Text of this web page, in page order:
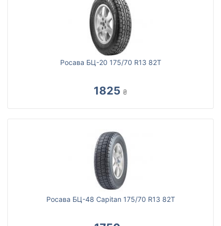
Росава БЦ-20 175/70 R13 82T
1825 ₴
Росава БЦ-48 Capitan 175/70 R13 82T